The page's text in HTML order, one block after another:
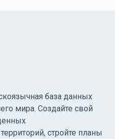
база данных
мира. Создайте свой
стройте планы